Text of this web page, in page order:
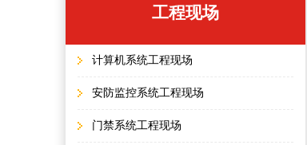
工程现场
计算机系统工程现场
安防监控系统工程现场
门禁系统工程现场